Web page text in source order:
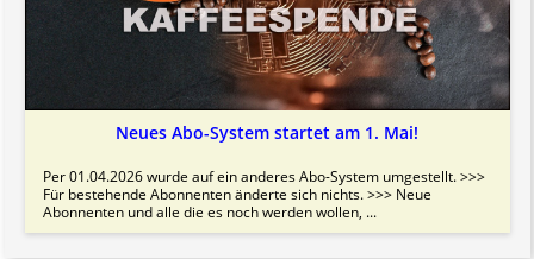
Neues Abo-System startet am 1. Mai!
Per 01.04.2026 wurde auf ein anderes Abo-System umgestellt. >>>
Für bestehende Abonnenten änderte sich nichts. >>> Neue
Abonnenten und alle die es noch werden wollen, ...